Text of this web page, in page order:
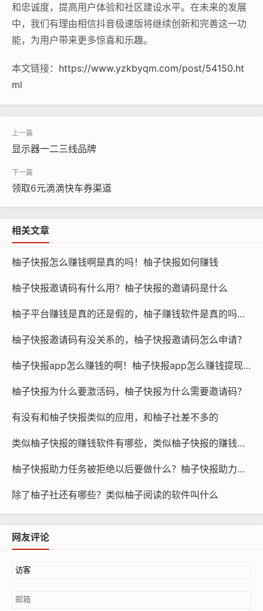
和忠诚度，提高用户体验和社区建设水平。在未来的发展
中，我们有理由相信抖音极速版将继续创新和完善这一功
能，为用户带来更多惊喜和乐趣。
本文链接： https://www.yzkbyqm.com/post/54150.ht
ml
显示器一二三线品牌
领取6元滴滴快车券渠道
相关文章
柚子快报怎么赚钱啊是真的吗！柚子快报如何赚钱
柚子快报邀请码有什么用？柚子快报的邀请码是什么
柚子平台赚钱是真的还是假的，柚子赚钱软件是真的吗还是假的？
柚子快报邀请码有没关系的，柚子快报邀请码怎么申请？
柚子快报app怎么赚钱的啊！柚子快报app怎么赚钱提现到微信
柚子快报为什么要激活码，柚子快报为什么需要邀请码？
有没有和柚子快报类似的应用，和柚子社差不多的
类似柚子快报的赚钱软件有哪些，类似柚子快报的赚钱软件是真的吗
柚子快报助力任务被拒绝以后要做什么？柚子快报助力的昵称是什么
除了柚子社还有哪些？类似柚子阅读的软件叫什么
网友评论